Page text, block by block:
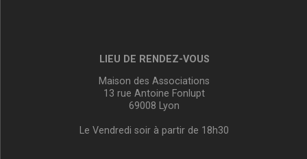
LIEU DE RENDEZ-VOUS
Maison des Associations
13 rue Antoine Fonlupt
69008 Lyon
Le Vendredi soir à partir de 18h30